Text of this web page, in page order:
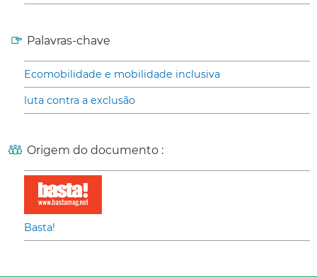
Palavras-chave
Ecomobilidade e mobilidade inclusiva
luta contra a exclusão
Origem do documento :
Basta!